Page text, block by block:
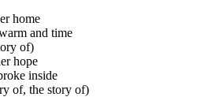
home
and time
of)
hope
inside
of, the story of)